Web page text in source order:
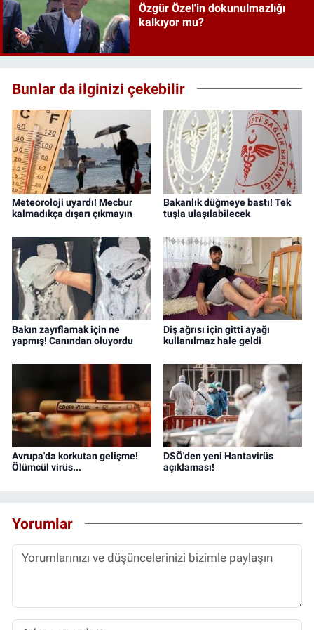
Özgür Özel'in dokunulmazlığı
kalkıyor mu?
Bunlar da ilginizi çekebilir
Meteoroloji uyardı! Mecbur
kalmadıkça dışarı çıkmayın
Bakanlık düğmeye bastı! Tek
tuşla ulaşılabilecek
Bakın zayıflamak için ne
yapmış! Canından oluyordu
Diş ağrısı için gitti ayağı
kullanılmaz hale geldi
Avrupa'da korkutan gelişme!
Ölümcül virüs...
DSÖ'den yeni Hantavirüs
açıklaması!
Yorumlar